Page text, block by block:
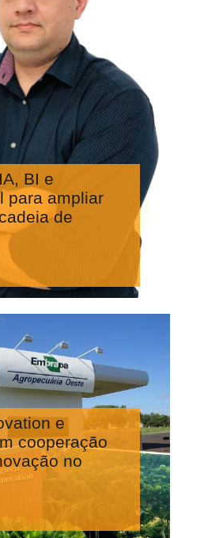
BI e
para ampliar
de
e
cooperação
no